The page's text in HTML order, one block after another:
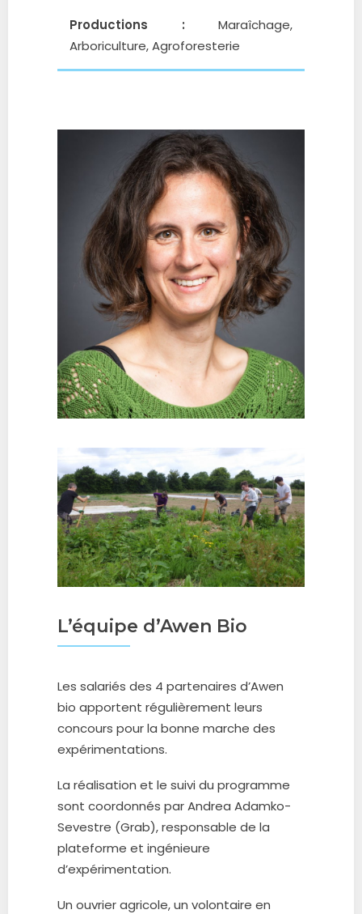
Productions : Maraîchage,
Arboriculture, Agroforesterie
L’équipe d’Awen Bio
Les salariés des 4 partenaires d’Awen
bio apportent régulièrement leurs
concours pour la bonne marche des
expérimentations.
La réalisation et le suivi du programme
sont coordonnés par Andrea Adamko-
Sevestre (Grab), responsable de la
plateforme et ingénieure
d’expérimentation.
Un ouvrier agricole, un volontaire en